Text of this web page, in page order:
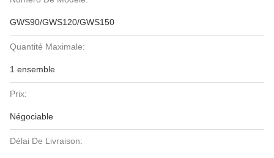
GWS90/GWS120/GWS150
Quantité Maximale:
1 ensemble
Prix:
Négociable
Délai De Livraison: